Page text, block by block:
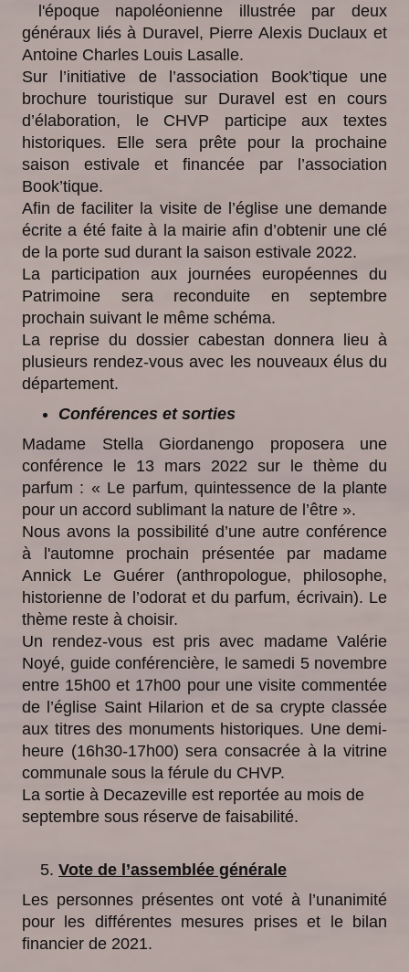
l'époque napoléonienne illustrée par deux
généraux liés à Duravel, Pierre Alexis Duclaux et
Antoine Charles Louis Lasalle.
Sur l’initiative de l’association Book’tique une
brochure touristique sur Duravel est en cours
d’élaboration, le CHVP participe aux textes
historiques. Elle sera prête pour la prochaine
saison estivale et financée par l’association
Book’tique.
Afin de faciliter la visite de l’église une demande
écrite a été faite à la mairie afin d’obtenir une clé
de la porte sud durant la saison estivale 2022.
La participation aux journées européennes du
Patrimoine sera reconduite en septembre
prochain suivant le même schéma.
La reprise du dossier cabestan donnera lieu à
plusieurs rendez-vous avec les nouveaux élus du
département.
Conférences et sorties
Madame Stella Giordanengo proposera une
conférence le 13 mars 2022 sur le thème du
parfum : « Le parfum, quintessence de la plante
pour un accord sublimant la nature de l’être ».
Nous avons la possibilité d’une autre conférence
à l'automne prochain présentée par madame
Annick Le Guérer (anthropologue, philosophe,
historienne de l’odorat et du parfum, écrivain). Le
thème reste à choisir.
Un rendez-vous est pris avec madame Valérie
Noyé, guide conférencière, le samedi 5 novembre
entre 15h00 et 17h00 pour une visite commentée
de l’église Saint Hilarion et de sa crypte classée
aux titres des monuments historiques. Une demi-
heure (16h30-17h00) sera consacrée à la vitrine
communale sous la férule du CHVP.
La sortie à Decazeville est reportée au mois de
septembre sous réserve de faisabilité.
Vote de l’assemblée générale
Les personnes présentes ont voté à l’unanimité
pour les différentes mesures prises et le bilan
financier de 2021.